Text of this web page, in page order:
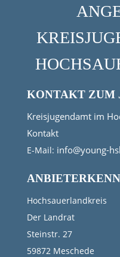
KONTAKT ZUM
Kreisjugendamt im
Kontakt
E-Mail: info@young-
Hochsauerlandkreis
Der Landrat
Steinstr. 27
59872 Meschede